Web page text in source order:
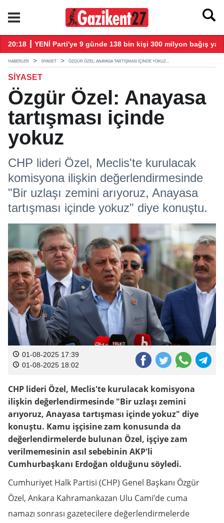
başladı
20:18 ┋ YENİ Parti'ye 9 günde 138 bin kişi 300 milyon bağış
HABERLER SIYASET ÖZGÜR ÖZEL: ANAYASA TARTIŞMASI IÇINDE YOKUZ...
SIYASET
Özgür Özel: Anayasa
tartışması içinde
yokuz
CHP lideri Özel, Meclis'te kurulacak
komisyona ilişkin değerlendirmesinde
"Bir uzlaşı zemini arıyoruz, Anayasa
tartışması içinde yokuz" diye konuştu.
01-08-2025 17:39
01-08-2025 18:02
CHP lideri Özel, Meclis'te kurulacak komisyona
ilişkin değerlendirmesinde "Bir uzlaşı zemini
arıyoruz, Anayasa tartışması içinde yokuz" diye
konuştu. Kamu işçisine zam konusunda da
değerlendirmelerde bulunan Özel, işçiye zam
verilmemesinin asıl sebebinin AKP'li
Cumhurbaşkanı Erdoğan olduğunu söyledi.
Cumhuriyet Halk Partisi (CHP) Genel Başkanı Özgür
Özel, Ankara Kahramankazan Ulu Cami’de cuma
namazı sonrası gazetecilere değerlendirmelerde